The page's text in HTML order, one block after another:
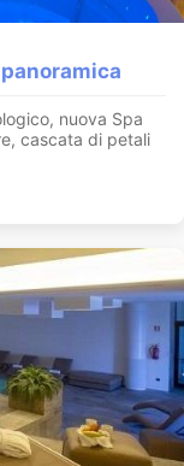
nuova Spa
cascata di petali